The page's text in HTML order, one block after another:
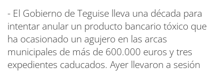
- El Gobierno de Teguise lleva una década para
intentar anular un producto bancario tóxico que
ha ocasionado un agujero en las arcas
municipales de más de 600.000 euros y tres
expedientes caducados. Ayer llevaron a sesión